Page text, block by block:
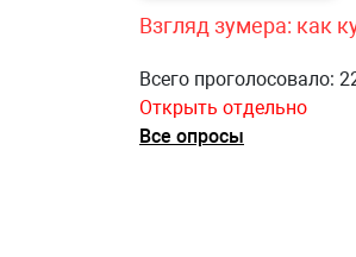
Взгляд зумера: как
Всего проголосовало:
Открыть отдельно
Все опросы